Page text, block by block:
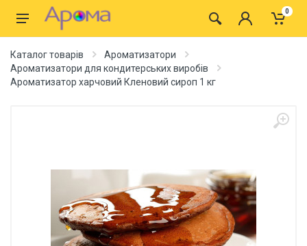
0
Каталог товарів
Ароматизатори
Ароматизатори для кондитерських виробів
Ароматизатор харчовий Кленовий сироп 1 кг